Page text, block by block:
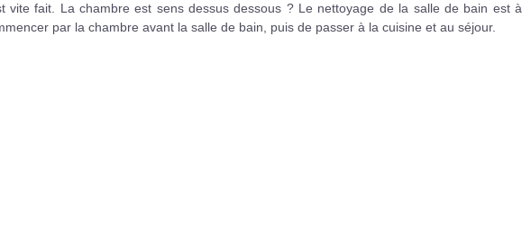
vite fait. La chambre est sens dessus dessous ? Le nettoyage de la salle de bain est à
par la chambre avant la salle de bain, puis de passer à la cuisine et au séjour.